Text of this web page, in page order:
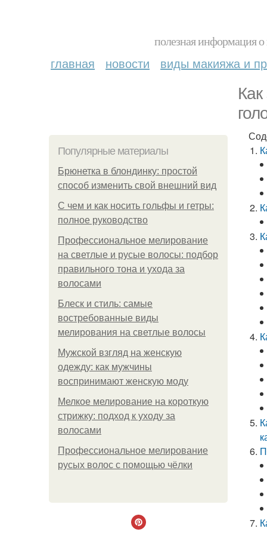
полезная информация
главная новости виды макияжа и
Популярные материалы
Брюнетка в блондинку: простой
способ изменить свой внешний вид
С чем и как носить гольфы и гетры:
полное руководство
Профессиональное мелирование
на светлые и русые волосы: подбор
правильного тона и ухода за
волосами
Блеск и стиль: самые
востребованные виды
мелирования на светлые волосы
Мужской взгляд на женскую
одежду: как мужчины
воспринимают женскую моду
Мелкое мелирование на короткую
стрижку: подход к уходу за
волосами
Профессиональное мелирование
русых волос с помощью чёлки